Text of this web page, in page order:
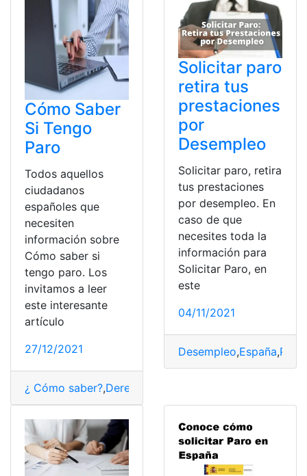
Cómo Saber
Si Tengo
Paro
Todos aquellos
ciudadanos
españoles que
necesiten
información sobre
Cómo saber si
tengo paro. Los
invitamos a leer
este interesante
artículo
27/12/2021
¿ Cómo saber?,Derechos
Solicitar paro
retira tus
prestaciones
por
Desempleo
Solicitar paro, retira
tus prestaciones
por desempleo. En
caso de que
necesites toda la
información para
Solicitar Paro, en
este
04/11/2021
Desempleo,España,Paro